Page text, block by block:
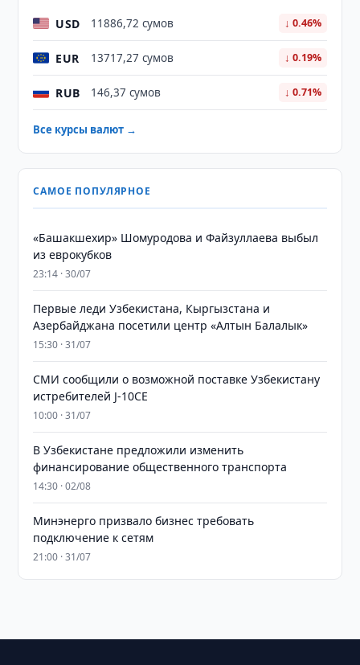
USD 11886,72 сумов ↓ 0.46%
EUR 13717,27 сумов ↓ 0.19%
RUB 146,37 сумов ↓ 0.71%
Все курсы валют →
САМОЕ ПОПУЛЯРНОЕ
«Башакшехир» Шомуродова и Файзуллаева выбыл
из еврокубков
23:14 · 30/07
Первые леди Узбекистана, Кыргызстана и
Азербайджана посетили центр «Алтын Балалык»
15:30 · 31/07
СМИ сообщили о возможной поставке Узбекистану
истребителей J-10CE
10:00 · 31/07
В Узбекистане предложили изменить
финансирование общественного транспорта
14:30 · 02/08
Минэнерго призвало бизнес требовать
подключение к сетям
21:00 · 31/07